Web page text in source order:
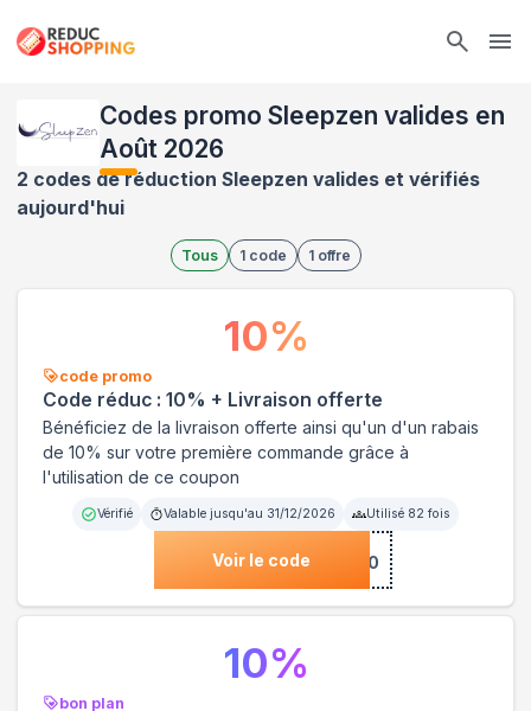
Codes promo Sleepzen valides en
Août 2026
2 codes de réduction Sleepzen valides et vérifiés
aujourd'hui
Tous 1 code 1 offre
code promo
Code réduc : 10% + Livraison offerte
Bénéficiez de la livraison offerte ainsi qu'un d'un rabais
de 10% sur votre première commande grâce à
l'utilisation de ce coupon
Vérifié Valable jusqu'au 31/12/2026 Utilisé 82 fois
Voir le code***COME10
10%
bon plan
10%